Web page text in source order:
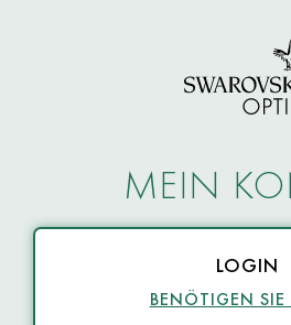
MEIN
LOGIN
BENÖTIGEN SIE